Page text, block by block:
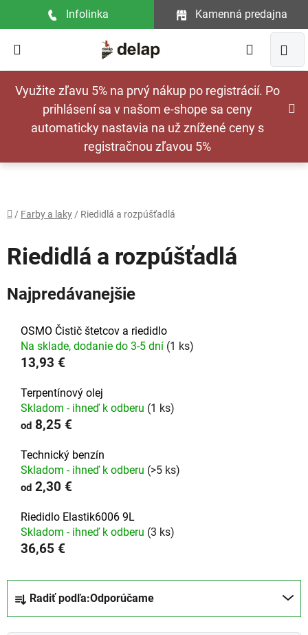
Využite zľavu 5% na prvý nákup po registrácií. Po
prihlásení sa v našom e-shope sa ceny
automaticky nastavia na už znížené ceny s
registračnou zľavou 5%
Infolinka Kamenná predajna
Hľadať
Domov
/ Farby a laky / Riedidlá a rozpúšťadlá
Riedidlá a rozpúšťadlá
Najpredávanejšie
OSMO Čistič štetcov a riedidlo
Na sklade, dodanie do 3-5 dní (1 ks)
13,93 €
Terpentínový olej
Skladom - ihneď k odberu (1 ks)
od 8,25 €
Technický benzín
Skladom - ihneď k odberu (>5 ks)
od 2,30 €
Riedidlo Elastik6006 9L
Skladom - ihneď k odberu (3 ks)
36,65 €
d
Radiť podľa:Odporúčame